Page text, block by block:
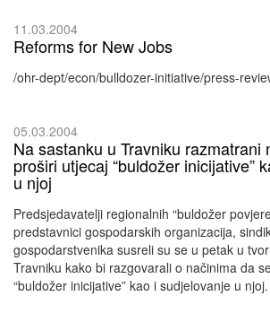
11.03.2004
Reforms for New Jobs
/ohr-dept/econ/bulldozer-initiative/press-
05.03.2004
Na sastanku u Travniku razmatrani
proširi utjecaj “buldožer inicijative”
u njoj
Predsjedavatelji regionalnih “buldožer
predstavnici gospodarskih organizacija,
gospodarstvenika susreli su se u petak u
Travniku kako bi razgovarali o načinima da
“buldožer inicijative” kao i sudjelovanje u njoj.